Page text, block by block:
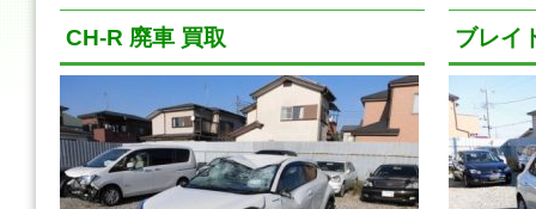
CH-R 廃車 買取 ブレイ